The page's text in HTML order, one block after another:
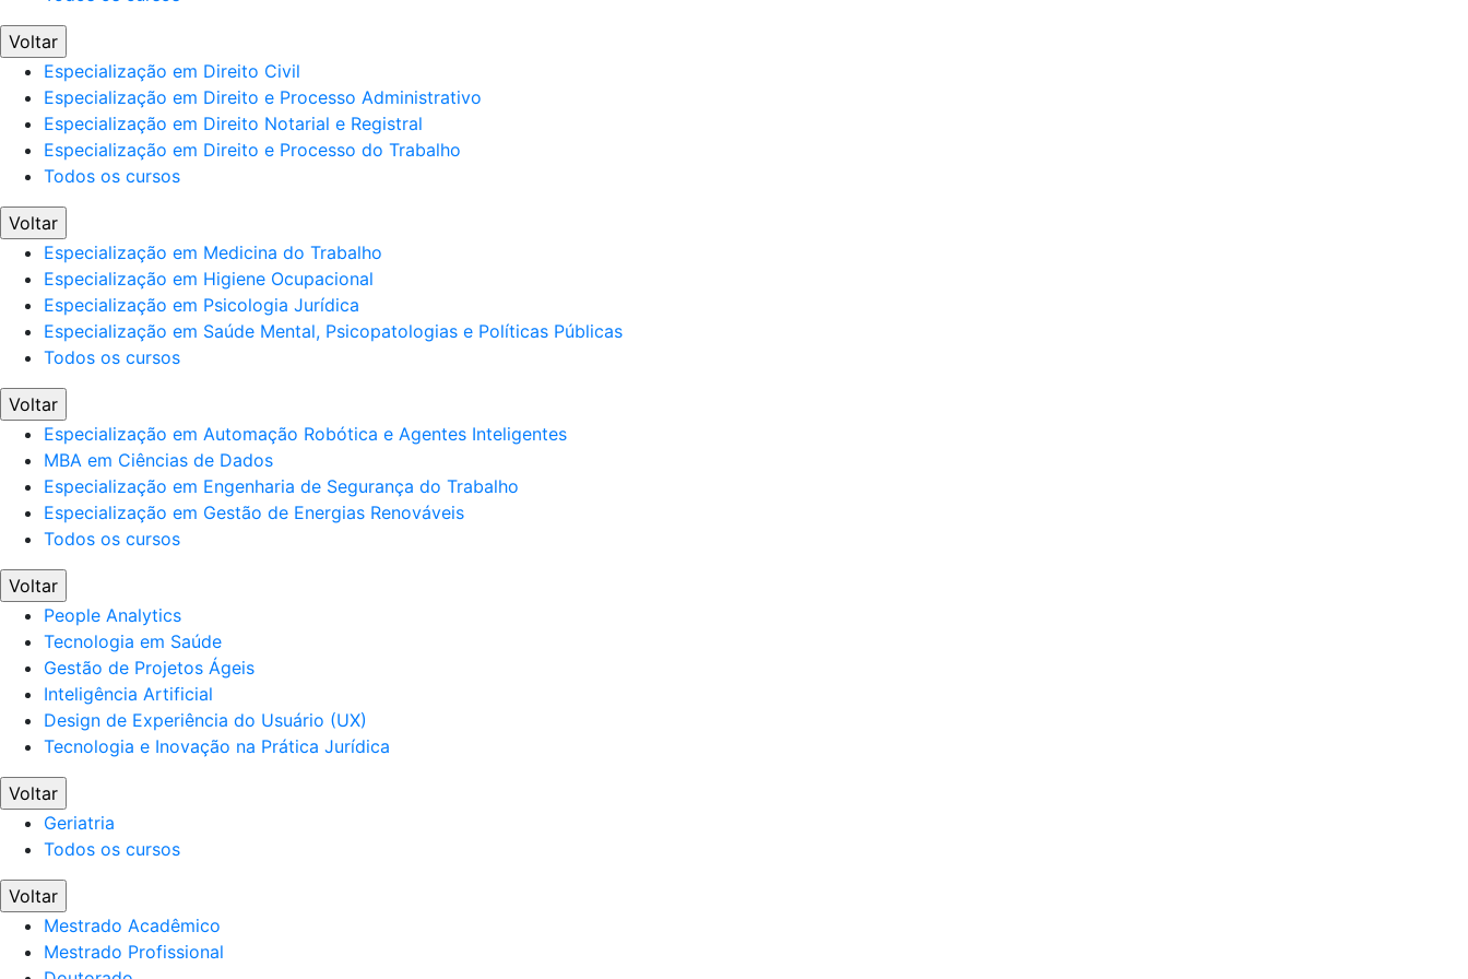
Voltar
Especialização em Direito Civil
Especialização em Direito e Processo Administrativo
Especialização em Direito Notarial e Registral
Especialização em Direito e Processo do Trabalho
Todos os cursos
Voltar
Especialização em Medicina do Trabalho
Especialização em Higiene Ocupacional
Especialização em Psicologia Jurídica
Especialização em Saúde Mental, Psicopatologias e Políticas Públicas
Todos os cursos
Voltar
Especialização em Automação Robótica e Agentes Inteligentes
MBA em Ciências de Dados
Especialização em Engenharia de Segurança do Trabalho
Especialização em Gestão de Energias Renováveis
Todos os cursos
Voltar
People Analytics
Tecnologia em Saúde
Gestão de Projetos Ágeis
Inteligência Artificial
Design de Experiência do Usuário (UX)
Tecnologia e Inovação na Prática Jurídica
Voltar
Geriatria
Todos os cursos
Voltar
Mestrado Acadêmico
Mestrado Profissional